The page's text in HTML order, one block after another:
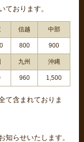
ております。
信越 中部
800 900
九州 沖縄
960 1,500
て含まれておりま
らせいたします。